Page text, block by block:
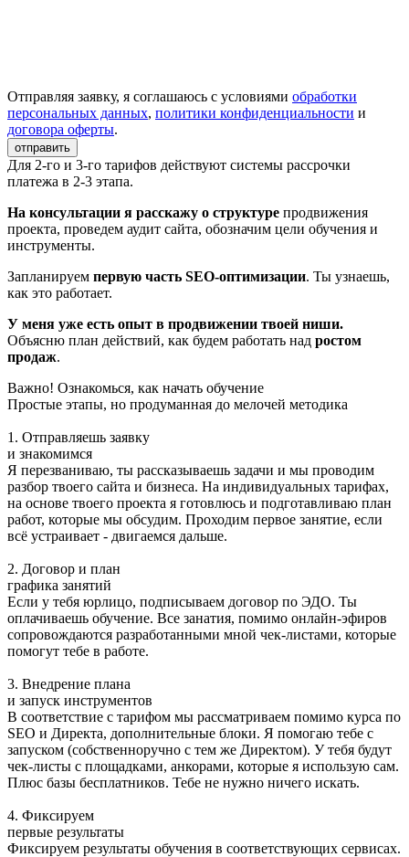
Отправляя заявку, я соглашаюсь с условиями обработки
персональных данных, политики конфиденциальности и
договора оферты.
отправить
Для 2-го и 3-го тарифов действуют системы рассрочки
платежа в 2-3 этапа.
На консультации я расскажу о структуре продвижения
проекта, проведем аудит сайта, обозначим цели обучения и
инструменты.
Запланируем первую часть SEO-оптимизации. Ты узнаешь,
как это работает.
У меня уже есть опыт в продвижении твоей ниши.
Объясню план действий, как будем работать над ростом
продаж.
Важно! Ознакомься, как начать обучение
Простые этапы, но продуманная до мелочей методика
1. Отправляешь заявку
и знакомимся
Я перезваниваю, ты рассказываешь задачи и мы проводим
разбор твоего сайта и бизнеса. На индивидуальных тарифах,
на основе твоего проекта я готовлюсь и подготавливаю план
работ, которые мы обсудим. Проходим первое занятие, если
всё устраивает - двигаемся дальше.
2. Договор и план
графика занятий
Если у тебя юрлицо, подписываем договор по ЭДО. Ты
оплачиваешь обучение. Все занатия, помимо онлайн-эфиров
сопровождаются разработанными мной чек-листами, которые
помогут тебе в работе.
3. Внедрение плана
и запуск инструментов
В соответствие с тарифом мы рассматриваем помимо курса по
SEO и Директа, дополнительные блоки. Я помогаю тебе с
запуском (собственноручно с тем же Директом). У тебя будут
чек-листы с площадками, анкорами, которые я использую сам.
Плюс базы бесплатников. Тебе не нужно ничего искать.
4. Фиксируем
первые результаты
Фиксируем результаты обучения в соответствующих сервисах.